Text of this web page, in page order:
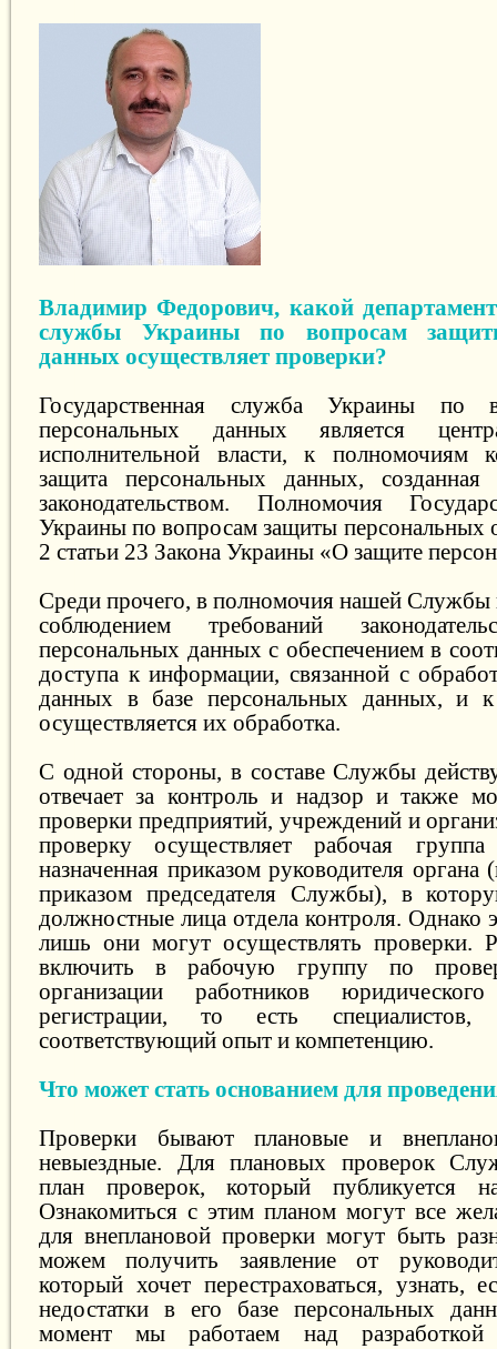
Владимир Федорович, какой департамент
службы Украины по вопросам
данных осуществляет проверки?
Государственная служба Украины по
персональных данных является
исполнительной власти, к полномочиям
защита персональных данных, созданная
законодательством. Полномочия
Украины по вопросам защиты персональных
2 статьи 23 Закона Украины «О защите
Среди прочего, в полномочия нашей Службы
соблюдением требований
персональных данных с обеспечением в
доступа к информации, связанной с
данных в базе персональных данных, и
осуществляется их обработка.
С одной стороны, в составе Службы
отвечает за контроль и надзор и также
проверки предприятий, учреждений и
проверку осуществляет рабочая
назначенная приказом руководителя
приказом председателя Службы), в
должностные лица отдела контроля. Однако
лишь они могут осуществлять проверки.
включить в рабочую группу по
организации работников
регистрации, то есть
соответствующий опыт и компетенцию.
Что может стать основанием для
Проверки бывают плановые и
невыездные. Для плановых проверок
план проверок, который публикуется
Ознакомиться с этим планом могут все
для внеплановой проверки могут быть
можем получить заявление от
который хочет перестраховаться, узнать,
недостатки в его базе персональных
момент мы работаем над разработкой